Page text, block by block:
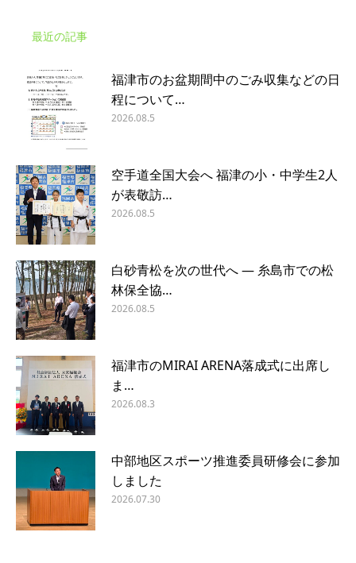
最近の記事
福津市のお盆期間中のごみ収集などの日
程について…
2026.08.5
空手道全国大会へ 福津の小・中学生2人
が表敬訪…
2026.08.5
白砂青松を次の世代へ ― 糸島市での松
林保全協…
2026.08.5
福津市のMIRAI ARENA落成式に出席し
ま…
2026.08.3
中部地区スポーツ推進委員研修会に参加
しました
2026.07.30